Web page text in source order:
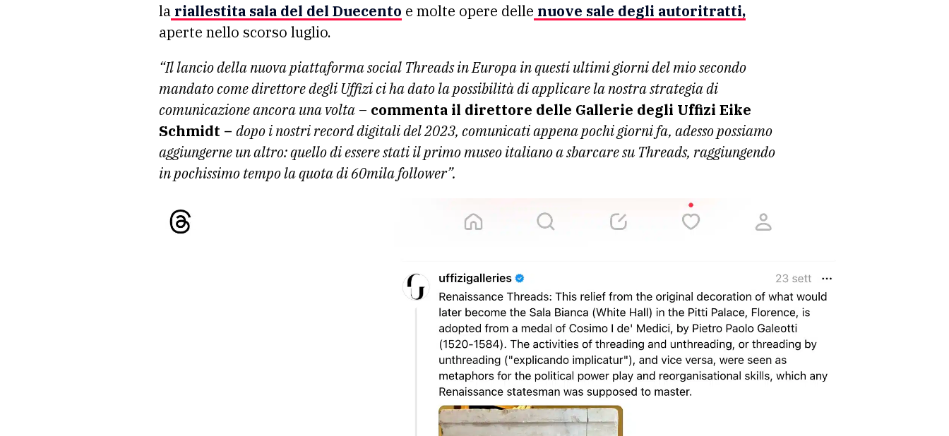
la riallestita sala del del Duecento e molte opere delle nuove sale degli autoritratti,
aperte nello scorso luglio.
“Il lancio della nuova piattaforma social Threads in Europa in questi ultimi giorni del mio secondo
mandato come direttore degli Uffizi ci ha dato la possibilità di applicare la nostra strategia di
comunicazione ancora una volta – commenta il direttore delle Gallerie degli Uffizi Eike
Schmidt – dopo i nostri record digitali del 2023, comunicati appena pochi giorni fa, adesso possiamo
aggiungerne un altro: quello di essere stati il primo museo italiano a sbarcare su Threads, raggiungendo
in pochissimo tempo la quota di 60mila follower”.